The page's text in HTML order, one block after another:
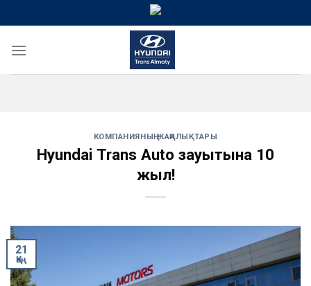
to
content
КОМПАНИЯНЫҢ ЖАҢАЛЫҚТАРЫ
Hyundai Trans Auto зауытына 10
жыл!
21
Қаң